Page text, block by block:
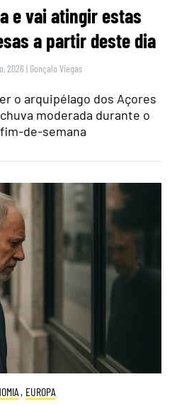
e vai atingir estas
a partir deste dia
2026 | Gonçalo Viegas
o arquipélago dos Açores
moderada durante o
de-semana
, EUROPA